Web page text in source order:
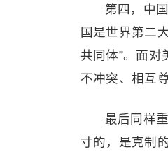
第四，中
国是世界第二
共同体”。面对
不冲突、相互
最后同样
寸的，是克制